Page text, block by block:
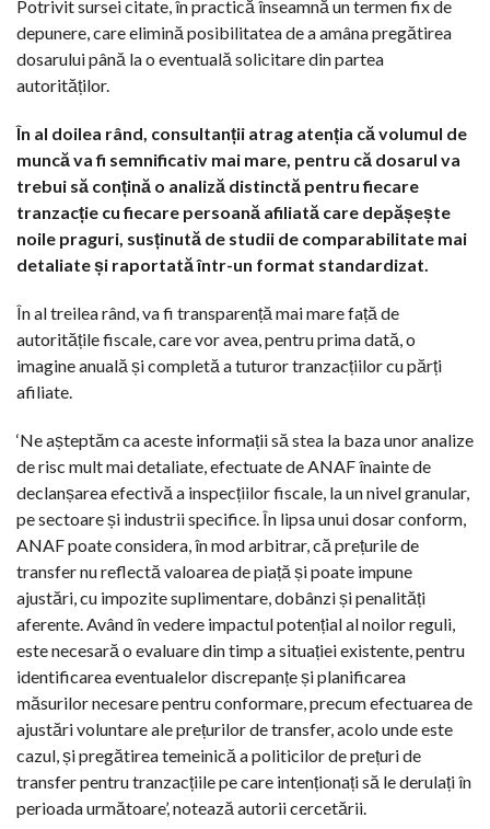
Potrivit sursei citate, în practică înseamnă un termen fix de
depunere, care elimină posibilitatea de a amâna pregătirea
dosarului până la o eventuală solicitare din partea
autorităților.
În al doilea rând, consultanții atrag atenția că volumul de
muncă va fi semnificativ mai mare, pentru că dosarul va
trebui să conțină o analiză distinctă pentru fiecare
tranzacție cu fiecare persoană afiliată care depășește
noile praguri, susținută de studii de comparabilitate mai
detaliate și raportată într-un format standardizat.
În al treilea rând, va fi transparență mai mare față de
autoritățile fiscale, care vor avea, pentru prima dată, o
imagine anuală și completă a tuturor tranzacțiilor cu părți
afiliate.
‘Ne așteptăm ca aceste informații să stea la baza unor analize
de risc mult mai detaliate, efectuate de ANAF înainte de
declanșarea efectivă a inspecțiilor fiscale, la un nivel granular,
pe sectoare și industrii specifice. În lipsa unui dosar conform,
ANAF poate considera, în mod arbitrar, că prețurile de
transfer nu reflectă valoarea de piață și poate impune
ajustări, cu impozite suplimentare, dobânzi și penalități
aferente. Având în vedere impactul potențial al noilor reguli,
este necesară o evaluare din timp a situației existente, pentru
identificarea eventualelor discrepanțe și planificarea
măsurilor necesare pentru conformare, precum efectuarea de
ajustări voluntare ale prețurilor de transfer, acolo unde este
cazul, și pregătirea temeinică a politicilor de prețuri de
transfer pentru tranzacțiile pe care intenționați să le derulați în
perioada următoare’, notează autorii cercetării.